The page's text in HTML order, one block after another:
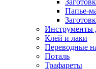
Папье-
Инструменты
Клей и лаки
Переводные
Поталь
Трафареты